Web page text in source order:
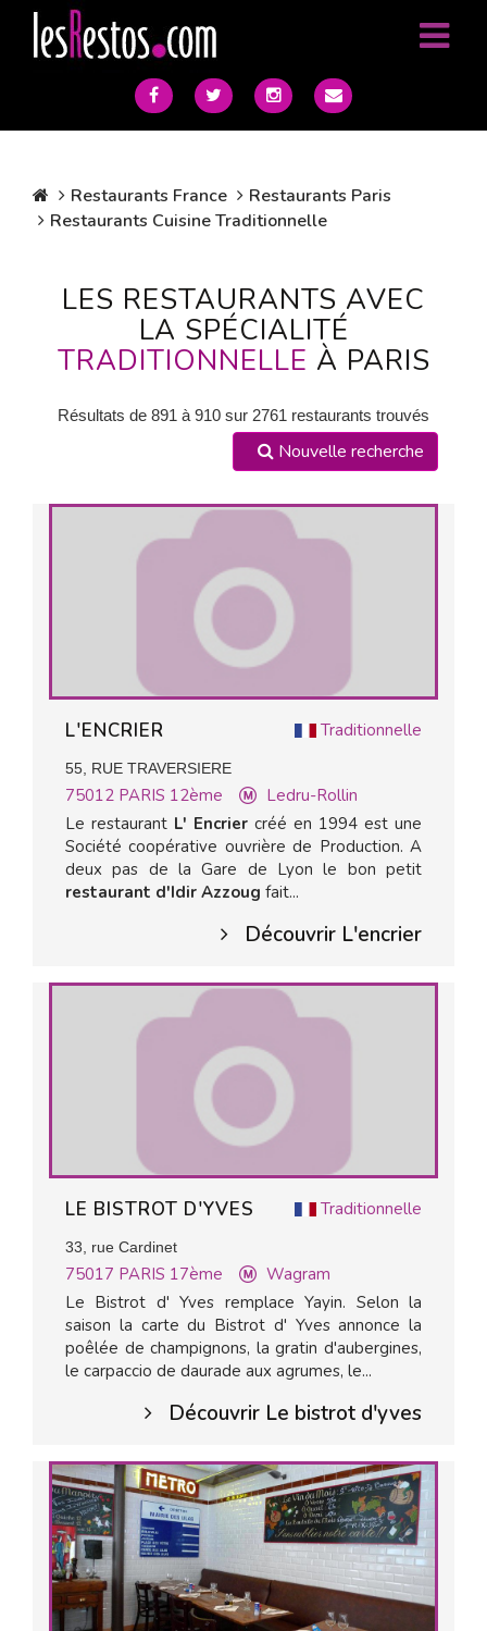
Restaurants France
Restaurants Paris
Restaurants Cuisine Traditionnelle
LES RESTAURANTS AVEC
LA SPÉCIALITÉ
TRADITIONNELLE À PARIS
Résultats de 891 à 910 sur 2761 restaurants trouvés
Nouvelle recherche
Traditionnelle
L'ENCRIER
55, RUE TRAVERSIERE
75012 PARIS 12ème
Ledru-Rollin
Le restaurant L' Encrier créé en 1994 est une
Société coopérative ouvrière de Production. A
deux pas de la Gare de Lyon le bon petit
restaurant d'Idir Azzoug fait...
Découvrir L'encrier
Traditionnelle
LE BISTROT D'YVES
33, rue Cardinet
75017 PARIS 17ème
Wagram
Le Bistrot d' Yves remplace Yayin. Selon la
saison la carte du Bistrot d' Yves annonce la
poêlée de champignons, la gratin d'aubergines,
le carpaccio de daurade aux agrumes, le...
Découvrir Le bistrot d'yves